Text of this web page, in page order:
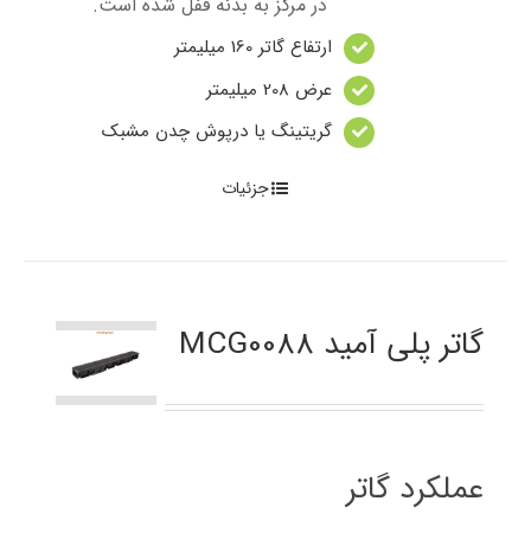
ارتفاع گاتر 160 میلیمتر
عرض 208 میلیمتر
گریتینگ یا درپوش چدن مشبک
جزئیات
گاتر پلی آمید MCG0088
عملکرد گاتر